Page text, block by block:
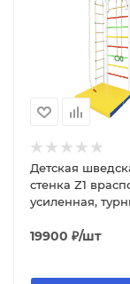
Детская
стенка Z1
усиленная,
лестница
19900 ₽/шт